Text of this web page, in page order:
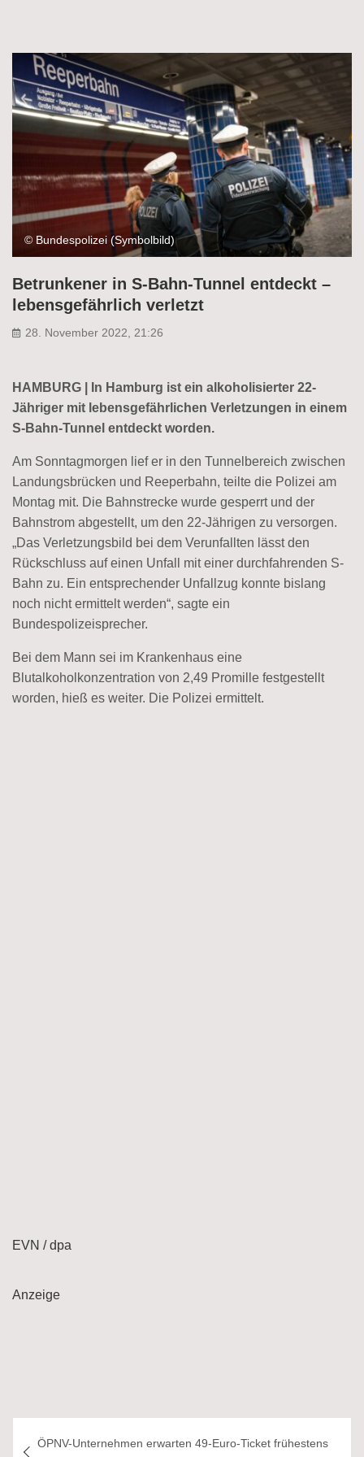
© Bundespolizei (Symbolbild)
Betrunkener in S-Bahn-Tunnel entdeckt –
lebensgefährlich verletzt
28. November 2022, 21:26
HAMBURG | In Hamburg ist ein alkoholisierter 22-
Jähriger mit lebensgefährlichen Verletzungen in einem
S-Bahn-Tunnel entdeckt worden.
Am Sonntagmorgen lief er in den Tunnelbereich zwischen
Landungsbrücken und Reeperbahn, teilte die Polizei am
Montag mit. Die Bahnstrecke wurde gesperrt und der
Bahnstrom abgestellt, um den 22-Jährigen zu versorgen.
„Das Verletzungsbild bei dem Verunfallten lässt den
Rückschluss auf einen Unfall mit einer durchfahrenden S-
Bahn zu. Ein entsprechender Unfallzug konnte bislang
noch nicht ermittelt werden“, sagte ein
Bundespolizeisprecher.
Bei dem Mann sei im Krankenhaus eine
Blutalkoholkonzentration von 2,49 Promille festgestellt
worden, hieß es weiter. Die Polizei ermittelt.
EVN / dpa
Anzeige
ÖPNV-Unternehmen erwarten 49-Euro-Ticket frühestens